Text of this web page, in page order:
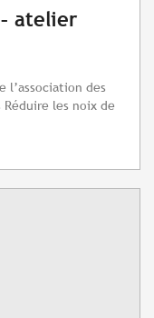
atelier
l’association des
Réduire les noix de